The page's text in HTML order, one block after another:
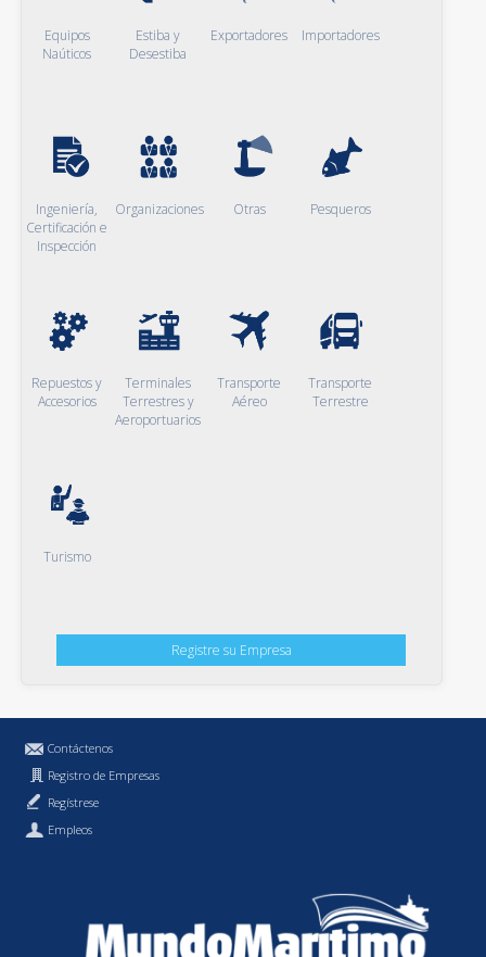
Equipos
Naúticos
Estiba y
Desestiba
Exportadores Importadores
Ingeniería,
Certificación e
Inspección
Organizaciones Otras Pesqueros
Repuestos y
Accesorios
Terminales
Terrestres y
Aeroportuarios
Transporte
Aéreo
Transporte
Terrestre
Turismo
Registre su Empresa
Contáctenos
Registro de Empresas
Regístrese
Empleos